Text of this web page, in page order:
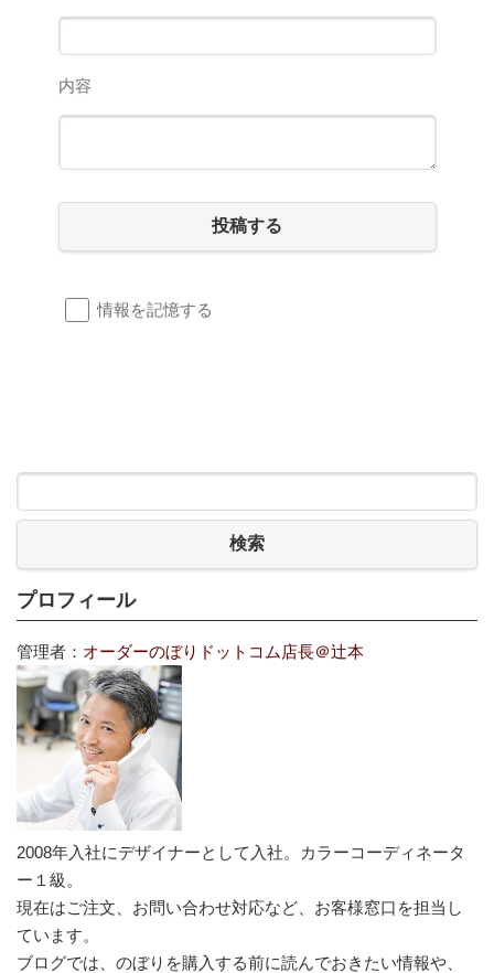
内容
投稿する
情報を記憶する
検索
プロフィール
管理者： オーダーのぼりドットコム店長＠辻本
2008年入社にデザイナーとして入社。カラーコーディネータ
ー１級。
現在はご注文、お問い合わせ対応など、お客様窓口を担当し
ています。
ブログでは、のぼりを購入する前に読んでおきたい情報や、